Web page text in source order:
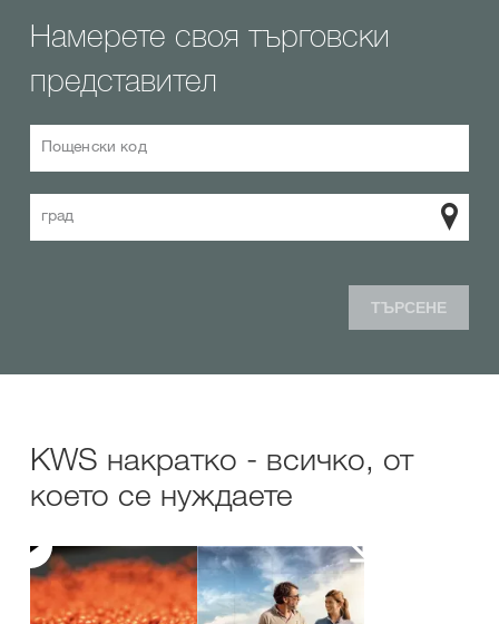
Намерете своя търговски
представител
Пощенски код
град
ТЪРСЕНЕ
KWS накратко - всичко, от
което се нуждаете